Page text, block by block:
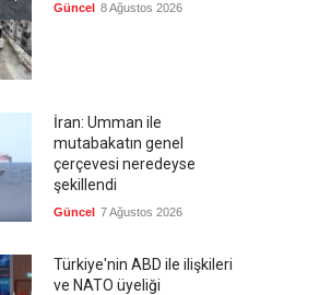
Güncel 8 Ağustos 2026
İran: Umman ile
mutabakatın genel
çerçevesi neredeyse
şekillendi
Güncel 7 Ağustos 2026
Türkiye'nin ABD ile ilişkileri
ve NATO üyeliği